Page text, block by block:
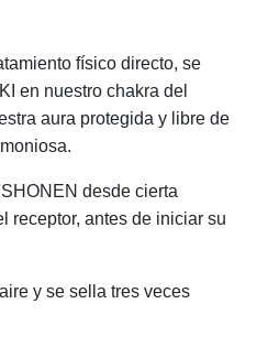
físico directo, se
en nuestro chakra del
aura protegida y libre de
desde cierta
receptor, antes de iniciar su
y se sella tres veces